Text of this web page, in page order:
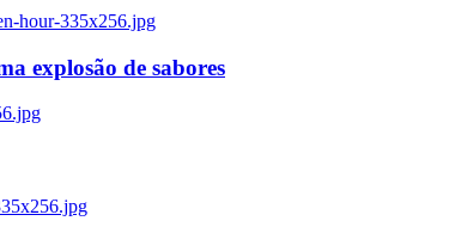
hour-335x256.jpg
explosão de sabores